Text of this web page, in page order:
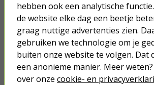
36,95
Stopcontact voor
M20 (Dubbel,
Grijs)
17,95
hebben ook een analytische
de website elke dag een beetje
graag nuttige advertenties zien.
gebruiken we technologie om je
buiten onze website te volgen. Dat
een anonieme manier. Meer
over onze cookie- en